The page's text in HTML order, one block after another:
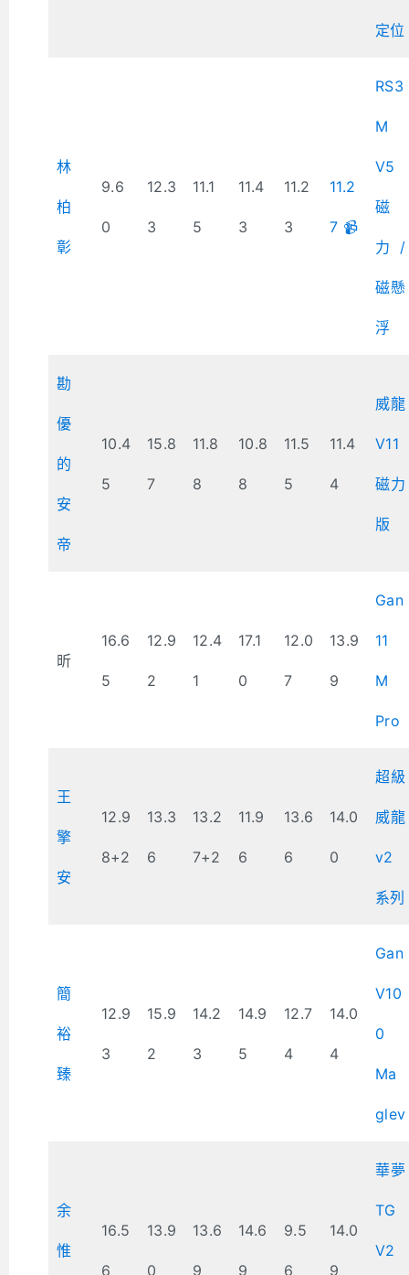
定位
林
柏
彰
9.6
0
12.3
3
11.1
5
11.4
3
11.2
3
11.2
7 📹
RS3
M
V5
磁
力/
磁懸
浮
勘
優
的
安
帝
10.4
5
15.8
7
11.8
8
10.8
8
11.5
5
11.4
4
威龍
V11
磁力
版
昕
16.6
5
12.9
2
12.4
1
17.1
0
12.0
7
13.9
9
Gan
11
M
Pro
王
擎
安
12.9
8+2
13.3
6
13.2
7+2
11.9
6
13.6
6
14.0
0
超級
威龍
v2
系列
簡
裕
臻
12.9
3
15.9
2
14.2
3
14.9
5
12.7
4
14.0
4
Gan
V10
0
Ma
glev
余
惟
16.5
6
13.9
0
13.6
9
14.6
9
9.5
6
14.0
9
華夢
TG
V2